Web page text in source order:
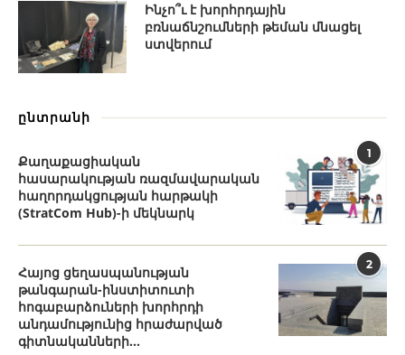
Ինչո՞ւ է խորհրդային
բռնաճնշումների թեման մնացել
ստվերում
ընտրանի
1
Քաղաքացիական
հասարակության ռազմավարական
հաղորդակցության հարթակի
(StratCom Hub)-ի մեկնարկ
2
Հայոց ցեղասպանության
թանգարան-ինստիտուտի
հոգաբարձուների խորհրդի
անդամությունից հրաժարված
գիտնականների...